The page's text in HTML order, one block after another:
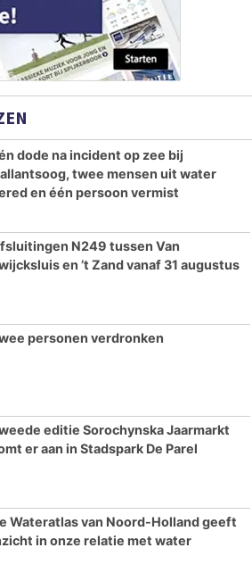
dode na incident op zee bij
twee mensen uit water
en één persoon vermist
N249 tussen Van
en ’t Zand vanaf 31 augustus
personen verdronken
editie Sorochynska Jaarmarkt
er aan in Stadspark De Parel
Wateratlas van Noord-Holland geeft
in onze relatie met water